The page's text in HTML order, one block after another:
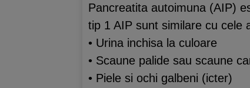
Pancreatita autoimuna (AIP)
tip 1 AIP sunt similare cu cele
• Urina inchisa la culoare
• Scaune palide sau scaune
• Piele si ochi galbeni (icter)